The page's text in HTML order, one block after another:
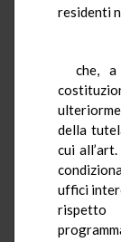
residenti
che,
della
cui
uffici